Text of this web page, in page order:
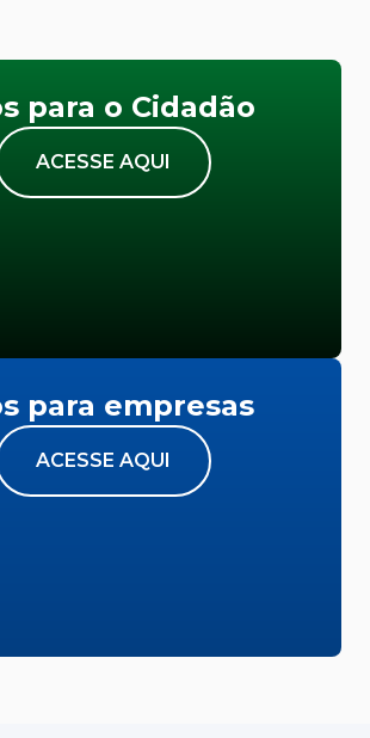
para o Cidadão
ACESSE AQUI
para empresas
ACESSE AQUI